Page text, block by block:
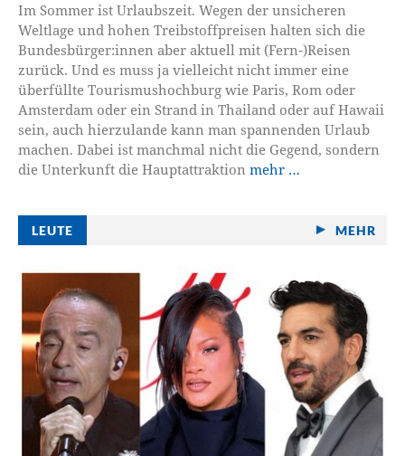
Im Sommer ist Urlaubszeit. Wegen der unsicheren
Weltlage und hohen Treibstoffpreisen halten sich die
Bundesbürger:innen aber aktuell mit (Fern-)Reisen
zurück. Und es muss ja vielleicht nicht immer eine
überfüllte Tourismushochburg wie Paris, Rom oder
Amsterdam oder ein Strand in Thailand oder auf Hawaii
sein, auch hierzulande kann man spannenden Urlaub
machen. Dabei ist manchmal nicht die Gegend, sondern
die Unterkunft die Hauptattraktionmehr …
LEUTE MEHR